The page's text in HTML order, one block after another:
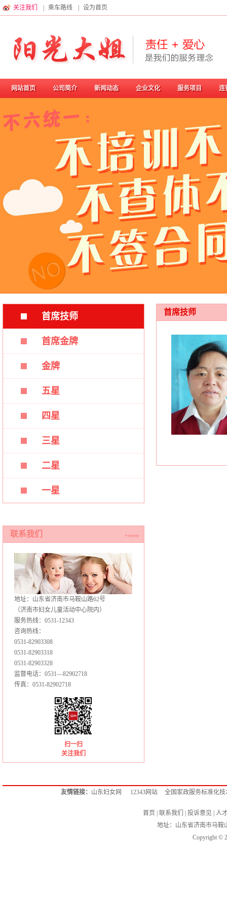
关注我们 乘车路线 设为首页
网站首页 公司简介 新闻动态 企业文化 服务项目 连
首席技师
首席金牌
金牌
五星
四星
三星
二星
一星
+more
联系我们
地址：山东省济南市马鞍山路62号
（济南市妇女儿童活动中心院内）
服务热线：0531-12343
咨询热线：
0531-82903308
0531-82903318
0531-82903328
监督电话：0531—82902718
传真：0531-82902718
扫一扫
关注我们
首席技师
友情链接： 山东妇女网 12343网站 全国家政服务标准化
首页 联系我们 投诉意见 人
地址：山东省济南市马鞍
Copyright ©